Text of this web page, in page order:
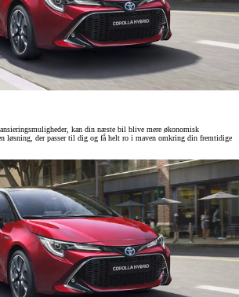
kan din næste bil blive mere økonomisk
løsning, der passer til dig og få helt ro i maven omkring din fremtidige